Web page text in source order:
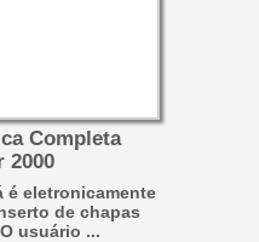
Completa
2000
é eletronicamente
de chapas
usuário ...